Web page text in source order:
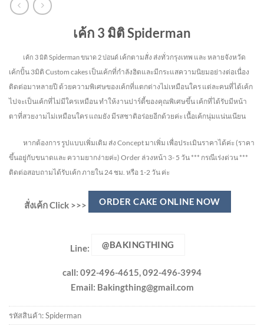
เค้ก 3 มิติ Spiderman
เค้ก 3 มิติ Spidermanขนาด 2 ปอนด์ เค้กตามสั่ง ส่งทั่วกรุงเทพ และ หลายจังหวัด
เค้กปั้น 3มิติ Custom cakes เป็นเค้กที่กำลังฮิตและมีกระแสความนิยมอย่างต่อเนื่อง
ติดต่อมาหลายปี ด้วยความพิเศษของเค้กที่แตกต่างไม่เหมือนใคร แต่ละคนที่ได้เค้ก
ไปจะเป็นเค้กที่ไม่มีใครเหมือน ทำให้งานปาร์ตี้ของคุณพิเศษขึ้น เค้กที่ได้รับมีหน้า
ตาที่สวยงามไม่เหมือนใคร แถมยัง มีรสชาติอร่อยอีกด้วยค่ะ เนื้อเค้กนุ่มแน่นเนียน
หากต้องการ รูปแบบเพิ่มเติม ส่ง Concept มาเพิ่ม เพื่อประเมินราคาได้ค่ะ (ราคา
ขึ้นอยู่กับขนาดและ ความยากง่ายค่ะ) Order ล่วงหน้า 3- 5 วัน *** กรณีเร่งด่วน ***
ติดต่อสอบถามได้รับเค้ก ภายใน 24 ชม. หรือ 1-2 วัน ค่ะ
สั่งเค้ก Click >>> ORDER CAKE ONLINE NOW
Line: @BAKINGTHING
call: 092-496-4615, 092-496-3994
Email: Bakingthing@gmail.com
รหัสสินค้า:Spiderman